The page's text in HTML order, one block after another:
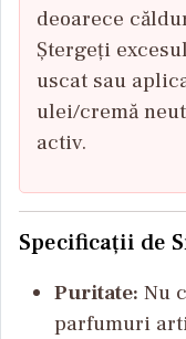
deoarece
Ștergeți
uscat sau
ulei/cremă
activ.
Specificații de
Puritate: Nu
parfumuri